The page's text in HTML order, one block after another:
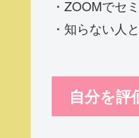
・ZOOMでセ
・知らない人
自分を評